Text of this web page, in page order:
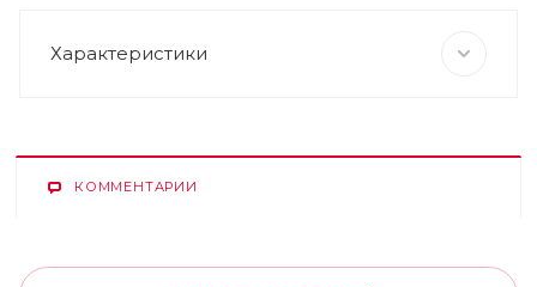
Характеристики
КОММЕНТАРИИ